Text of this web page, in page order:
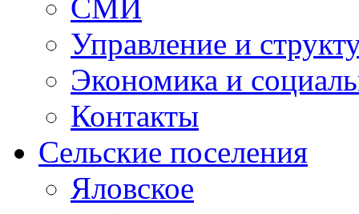
СМИ
Управление и
Экономика и
Контакты
Сельские поселения
Яловское